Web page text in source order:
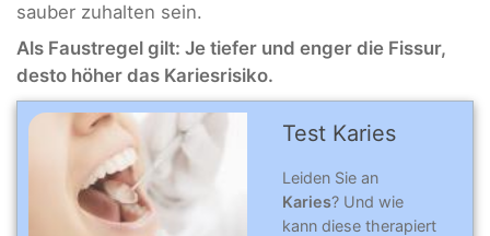
sauber zuhalten sein.
Als Faustregel gilt: Je tiefer und enger die Fissur,
desto höher das Kariesrisiko.
Test Karies
Leiden Sie an
Karies? Und wie
kann diese therapiert